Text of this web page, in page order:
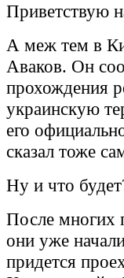
Приветствую
А меж тем в
Аваков. Он
прохождения
украинскую
его
сказал тоже
Ну и что
После многих
они уже
придется